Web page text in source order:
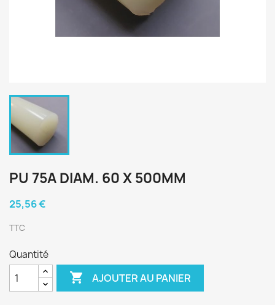
PU 75A DIAM. 60 X 500MM
25,56 €
TTC
Quantité
 AJOUTER AU PANIER